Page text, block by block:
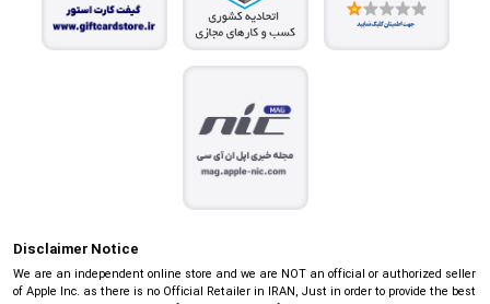
Disclaimer Notice
We are an independent online store and we are NOT an official or authorized seller
of Apple Inc. as there is no Official Retailer in IRAN, Just in order to provide the best